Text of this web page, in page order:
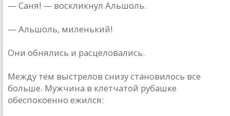
— Саня! — воскликнул Альшоль.
— Альшоль, миленький!
Они обнялись и расцеловались.
Между тем выстрелов снизу становилось все
больше. Мужчина в клетчатой рубашке
обеспокоенно ежился: